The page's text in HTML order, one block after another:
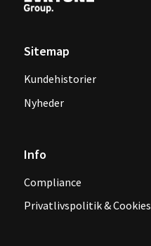
Sitemap
Kundehistorier
Nyheder
Info
Compliance
Privatlivspolitik & Cookies